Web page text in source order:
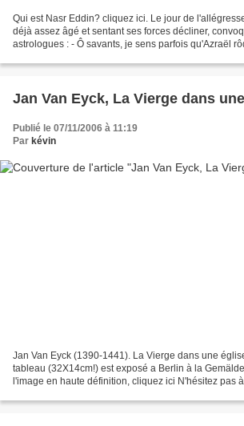
Qui est Nasr Eddin? cliquez ici. Le jour de
déjà assez âgé et sentant ses forces décliner,
astrologues : - Ô savants, je sens parfois qu'Azraël
Jan Van Eyck, La Vierge dans
Publié le 07/11/2006 à 11:19
Par kévin
Jan Van Eyck (1390-1441). La Vierge dans une
tableau (32X14cm!) est exposé a Berlin à la
l'image en haute définition, cliquez ici N'hésitez pas à